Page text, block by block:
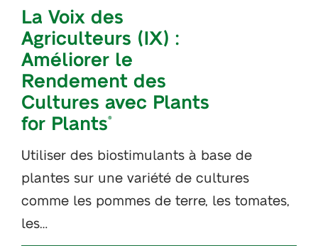
La Voix des
Agriculteurs (IX) :
Améliorer le
Rendement des
Cultures avec Plants
for Plants®
Utiliser des biostimulants à base de
plantes sur une variété de cultures
comme les pommes de terre, les tomates,
les…